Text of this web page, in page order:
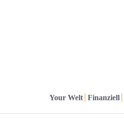
Your Welt Finanziell